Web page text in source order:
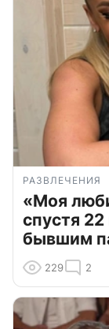
РАЗВЛЕЧЕНИЯ
«Моя
спустя
бывшим
229 2